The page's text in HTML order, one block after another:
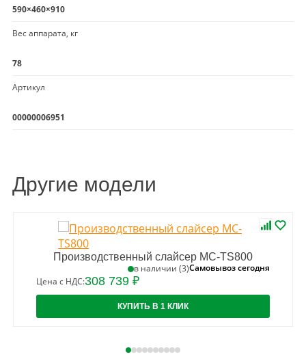
590×460×910
Вес аппарата, кг
78
Артикул
00000006951
Другие модели
Производственный слайсер MC-TS800
в наличии (3)Самовывоз сегодня
Цена с НДС:308 739 ₽
КУПИТЬ В 1 КЛИК